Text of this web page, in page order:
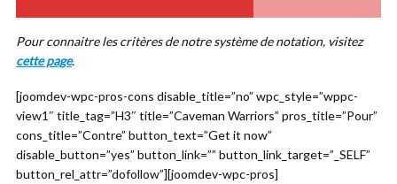
Pour connaitre les critères de notre système de notation, visitez
cette page.
[joomdev-wpc-pros-cons disable_title=”no” wpc_style=”wppc-
view1″ title_tag=”H3″ title=”Caveman Warriors” pros_title=”Pour”
cons_title=”Contre” button_text=”Get it now”
disable_button=”yes” button_link=”” button_link_target=”_SELF”
button_rel_attr=”dofollow”][joomdev-wpc-pros]